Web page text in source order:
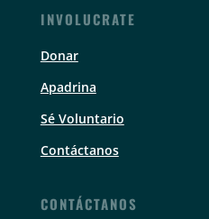
INVOLUCRATE
Donar
Apadrina
Sé Voluntario
Contáctanos
CONTÁCTANOS